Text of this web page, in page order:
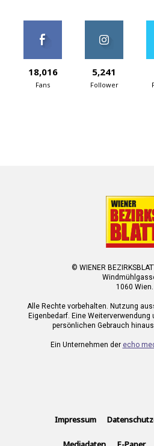
18,016
Fans
5,241
Follower
© WIENER
1060 Wien.
Alle Rechte vorbehalten. Nutzung
Eigenbedarf. Eine Weiterverwendung
persönlichen Gebrauch
Ein Unternehmen der echo
Impressum